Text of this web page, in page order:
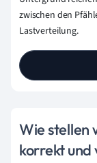
zwischen den
Lastverteilung.
Wie stellen
korrekt und